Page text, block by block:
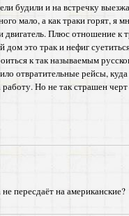
будили и на встречку
мало, а как траки горят, я
двигатель. Плюс отношение к
это трак и нефиг
к так называемым
отвратительные рейсы,
Но не так страшен черт
пересдаёт на американские?